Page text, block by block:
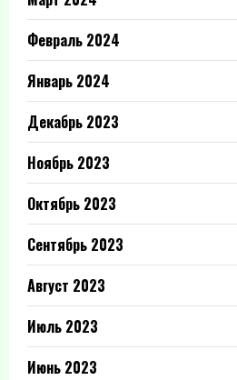
Февраль 2024
Январь 2024
Декабрь 2023
Ноябрь 2023
Октябрь 2023
Сентябрь 2023
Август 2023
Июль 2023
Июнь 2023